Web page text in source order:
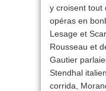
y croisent tout
opéras en
Lesage et
Rousseau et
Gautier
Stendhal
corrida,